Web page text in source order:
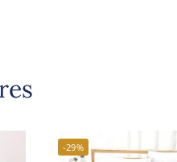
-29%